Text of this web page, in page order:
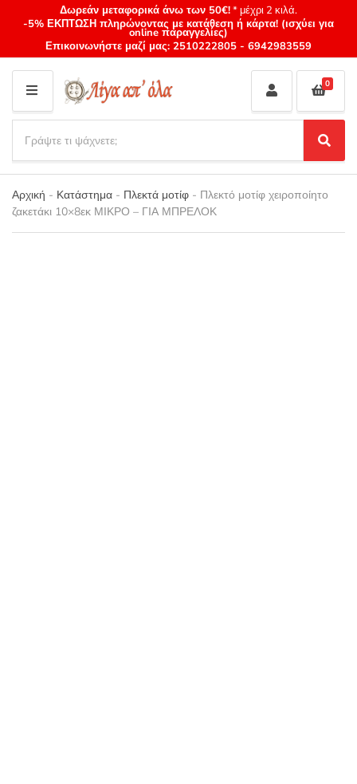
Δωρεάν μεταφορικά άνω των 50€!* μέχρι 2 κιλά.
-5% ΕΚΠΤΩΣΗ πληρώνοντας με κατάθεση ή κάρτα! (ισχύει για
online παραγγελίες)
Επικοινωνήστε μαζί μας: 2510222805 - 6942983559
M
E
N
U
Category
name
a
r
c
h
p
S
e
a
r
0
Αρχική - Κατάστημα - Πλεκτά μοτίφ - Πλεκτό μοτίφ χειροποίητο
ζακετάκι 10×8εκ ΜΙΚΡΟ – ΓΙΑ ΜΠΡΕΛΟΚ